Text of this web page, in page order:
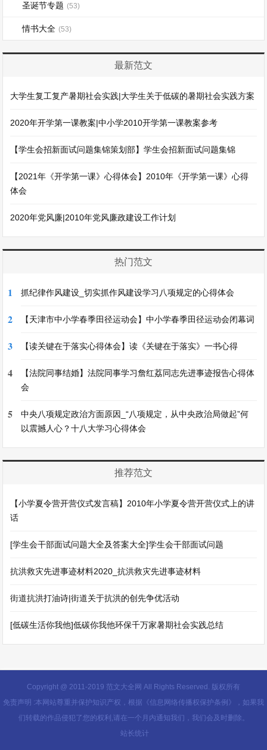
圣诞节专题 (53)
情书大全 (53)
最新范文
大学生复工复产暑期社会实践|大学生关于低碳的暑期社会实践方案
2020年开学第一课教案|中小学2010开学第一课教案参考
【学生会招新面试问题集锦策划部】学生会招新面试问题集锦
【2021年《开学第一课》心得体会】2010年《开学第一课》心得
体会
2020年党风廉|2010年党风廉政建设工作计划
热门范文
1 抓纪律作风建设_切实抓作风建设学习八项规定的心得体会
2 【天津市中小学春季田径运动会】中小学春季田径运动会闭幕词
3 【读关键在于落实心得体会】读《关键在于落实》一书心得
4
【法院同事结婚】法院同事学习詹红荔同志先进事迹报告心得体
会
5
中央八项规定政治方面原因_“八项规定，从中央政治局做起”何
以震撼人心？十八大学习心得体会
推荐范文
【小学夏令营开营仪式发言稿】2010年小学夏令营开营仪式上的讲
话
[学生会干部面试问题大全及答案大全]学生会干部面试问题
抗洪救灾先进事迹材料2020_抗洪救灾先进事迹材料
街道抗洪打油诗|街道关于抗洪的创先争优活动
[低碳生活你我他]低碳你我他环保千万家暑期社会实践总结
Copyright @ 2011-2019 范文大全网 All Rights Reserved. 版权所有
免责声明 :本网站尊重并保护知识产权，根据《信息网络传播权保护条例》，如果我
们转载的作品侵犯了您的权利,请在一个月内通知我们，我们会及时删除。
站长统计